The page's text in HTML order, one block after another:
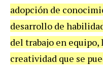
adopción de
desarrollo de
del trabajo en
creatividad que se